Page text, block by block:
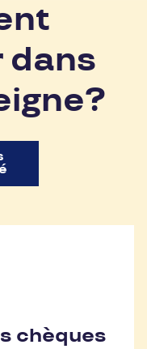
dans
chèques